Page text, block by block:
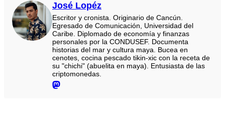
José Lopéz
Escritor y cronista. Originario de Cancún.
Egresado de Comunicación, Universidad del
Caribe. Diplomado de economía y finanzas
personales por la CONDUSEF. Documenta
historias del mar y cultura maya. Bucea en
cenotes, cocina pescado tikin-xic con la receta de
su "chichi" (abuelita en maya). Entusiasta de las
criptomonedas.